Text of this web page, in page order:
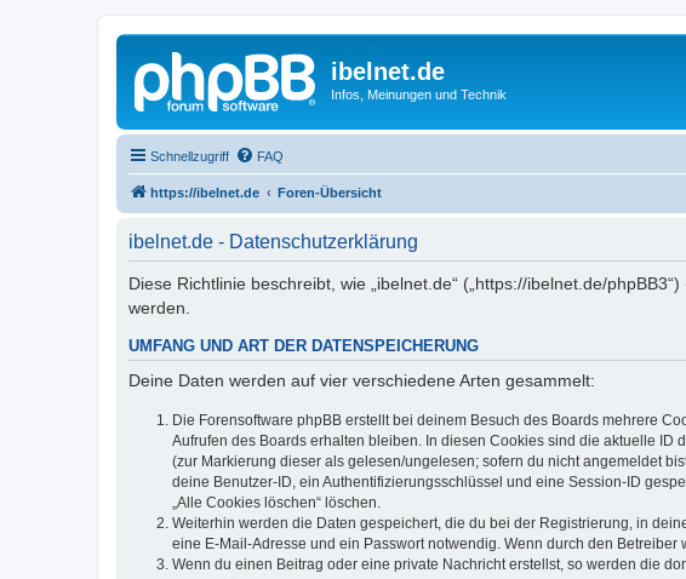
ibelnet.de
Infos, Meinungen und Technik
Schnellzugriff FAQ
https://ibelnet.de Foren-Übersicht
ibelnet.de - Datenschutzerklärung
Diese Richtlinie beschreibt, wie „ibelnet.de“ („https://ibelnet.de/
werden.
UMFANG UND ART DER DATENSPEICHERUNG
Deine Daten werden auf vier verschiedene Arten gesammelt:
Die Forensoftware phpBB erstellt bei deinem Besuch des Boards mehrere
Aufrufen des Boards erhalten bleiben. In diesen Cookies sind die aktuelle
(zur Markierung dieser als gelesen/ungelesen; sofern du nicht angemeldet
deine Benutzer-ID, ein Authentifizierungsschlüssel und eine Session-ID
„Alle Cookies löschen“ löschen.
Weiterhin werden die Daten gespeichert, die du bei der Registrierung, in
eine E-Mail-Adresse und ein Passwort notwendig. Wenn durch den
Wenn du einen Beitrag oder eine private Nachricht erstellst, so werden die